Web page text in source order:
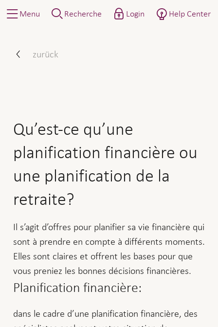
Menu Recherche Login Help Center
zurück
Qu’est-ce qu’une
planification financière ou
une planification de la
retraite?
Il s’agit d’offres pour planifier sa vie financière qui
sont à prendre en compte à différents moments.
Elles sont claires et offrent les bases pour que
vous preniez les bonnes décisions financières.
Planification financière:
dans le cadre d’une planification financière, des